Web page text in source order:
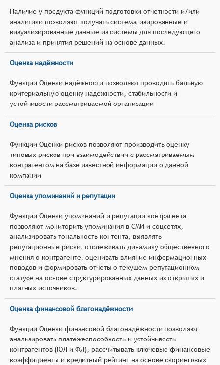
Наличие у продукта функций подготовки отчётности и/или
аналитики позволяют получать систематизированные и
визуализированные данные из системы для последующего
анализа и принятия решений на основе данных.
Оценка надёжности
Функции Оценки надёжности позволяют проводить бальную
критериальную оценку надёжности, стабильности и
устойчивости рассматриваемой организации
Оценка рисков
Функции Оценки рисков позволяют производить оценку
типовых рисков при взаимодействии с рассматриваемым
контрагентом на базе известной информации о данной
компании
Оценка упоминаний и репутации
Функции Оценки упоминаний и репутации контрагента
позволяют мониторить упоминания в СМИ и соцсетях,
анализировать тональность контента, выявлять
репутационные риски, отслеживать динамику общественного
мнения о контрагенте, оценивать влияние информационных
поводов и формировать отчёты о текущем репутационном
статусе на основе структурированных данных из открытых и
платных источников.
Оценка финансовой благонадёжности
Функции Оценки финансовой благонадёжности позволяют
анализировать платёжеспособность и устойчивость
контрагентов (ЮЛ и ФЛ), рассчитывать ключевые финансовые
коэффициенты и кредитный рейтинг на основе скоринговых